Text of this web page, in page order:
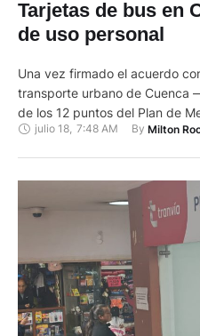
Tarjetas de bus en
de uso personal
Una vez firmado el acuerdo
transporte urbano de Cuenca
de los 12 puntos del Plan de
Cuenca asume el subsidio de
julio 18, 7:48 AM By Milton